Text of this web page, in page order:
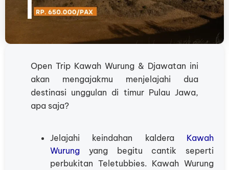
Open Trip Kawah Wurung & Djawatan ini
akan mengajakmu menjelajahi dua
destinasi unggulan di timur Pulau Jawa,
apa saja?
Jelajahi keindahan kaldera Kawah
Wurung yang begitu cantik seperti
perbukitan Teletubbies. Kawah Wurung